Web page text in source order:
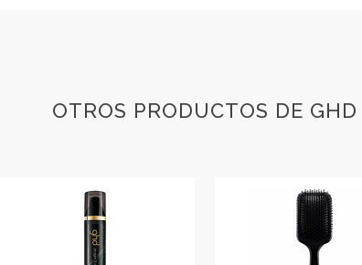
OTROS PRODUCTOS DE GHD